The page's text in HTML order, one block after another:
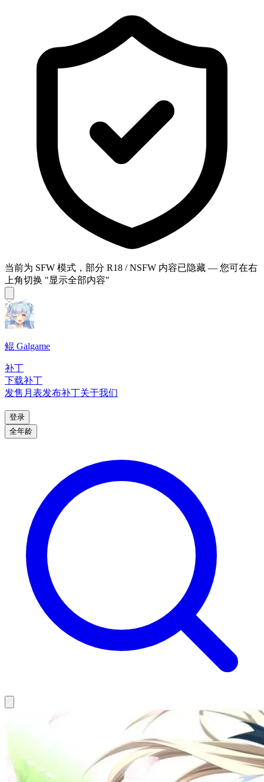
当前为 SFW 模式，部分 R18 / NSFW 内容已隐藏 — 您可在右
上角切换 "显示全部内容"
鲲 Galgame
补丁
下载补丁
发售月表发布补丁关于我们
登录
全年龄